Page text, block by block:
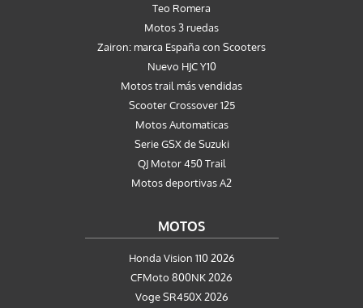
Teo Romera
Motos 3 ruedas
Zairon: marca España con Scooters
Nuevo HJC Y10
Motos trail más vendidas
Scooter Crossover 125
Motos Automaticas
Serie GSX de Suzuki
QJ Motor 450 Trail
Motos deportivas A2
MOTOS
Honda Vision 110 2026
CFMoto 800NK 2026
Voge SR450X 2026